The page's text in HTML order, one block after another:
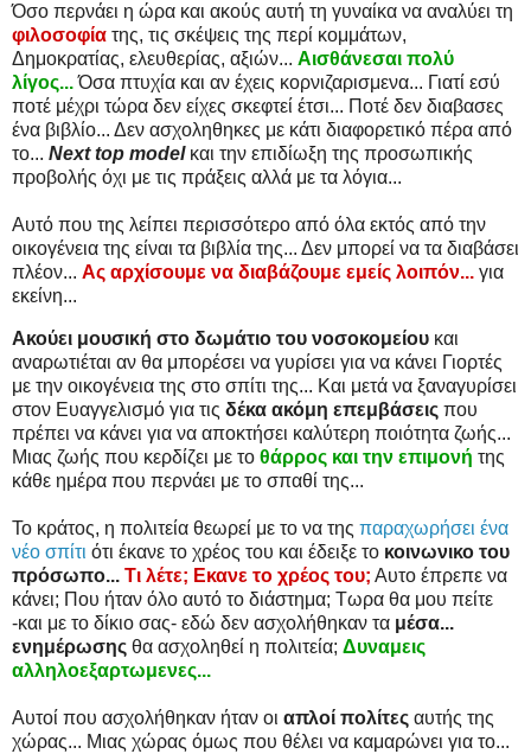
Όσο περνάει η ώρα και ακούς αυτή τη γυναίκα να αναλύει τη
φιλοσοφία της, τις σκέψεις της περί κομμάτων,
Δημοκρατίας, ελευθερίας, αξιών... Αισθάνεσαι πολύ
λίγος...Όσα πτυχία και αν έχεις κορνιζαρισμενα... Γιατί εσύ
ποτέ μέχρι τώρα δεν είχες σκεφτεί έτσι... Ποτέ δεν διαβασες
ένα βιβλίο... Δεν ασχοληθηκες με κάτι διαφορετικό πέρα από
το... Next top modelκαι την επιδίωξη της προσωπικής
προβολής όχι με τις πράξεις αλλά με τα λόγια...
Αυτό που της λείπει περισσότερο από όλα εκτός από την
οικογένεια της είναι τα βιβλία της... Δεν μπορεί να τα διαβάσει
πλέον... Ας αρχίσουμε να διαβάζουμε εμείς λοιπόν... για
εκείνη...
Ακούει μουσική στο δωμάτιο του νοσοκομείου και
αναρωτιέται αν θα μπορέσει να γυρίσει για να κάνει Γιορτές
με την οικογένεια της στο σπίτι της... Και μετά να ξαναγυρίσει
στον Ευαγγελισμό για τις δέκα ακόμη επεμβάσεις που
πρέπει να κάνει για να αποκτήσει καλύτερη ποιότητα ζωής...
Μιας ζωής που κερδίζει με το θάρρος και την επιμονή της
κάθε ημέρα που περνάει με το σπαθί της...
Το κράτος, η πολιτεία θεωρεί με το να της παραχωρήσει ένα
νέο σπίτι ότι έκανε το χρέος του και έδειξε το κοινωνικο του
πρόσωπο... Τι λέτε; Εκανε το χρέος του; Αυτο έπρεπε να
κάνει; Που ήταν όλο αυτό το διάστημα; Τωρα θα μου πείτε
-και με το δίκιο σας- εδώ δεν ασχολήθηκαν τα μέσα...
ενημέρωσης θα ασχοληθεί η πολιτεία; Δυναμεις
αλληλοεξαρτωμενες...
Αυτοί που ασχολήθηκαν ήταν οι απλοί πολίτες αυτής της
χώρας... Μιας χώρας όμως που θέλει να καμαρώνει για το...